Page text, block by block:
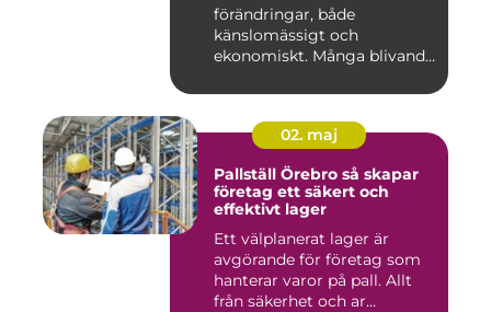
förändringar, både
känslomässigt och
ekonomiskt. Många blivande
02. maj
Pallställ Örebro så skapar
företag ett säkert och
effektivt lager
Ett välplanerat lager är
avgörande för företag som
hanterar varor på pall. Allt
från säkerhet och ar...